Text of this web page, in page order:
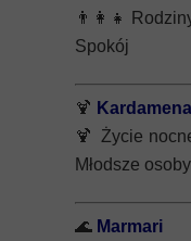
👨‍👩‍👧
Spokój
🍹 Kardamena
🍹
Życie
Młodsze osoby
🌊 Marmari